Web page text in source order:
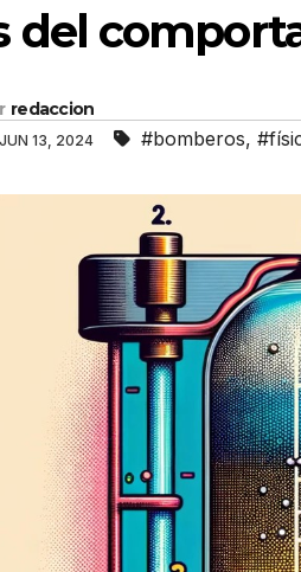
del
redaccion
JUN 13, 2024 #bomberos,